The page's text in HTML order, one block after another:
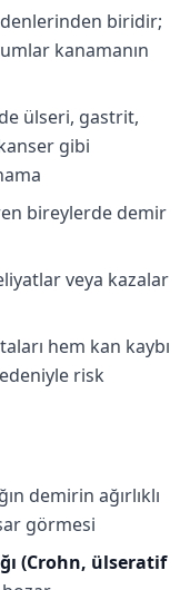
biridir;
kanamanın
ülseri, gastrit,
gibi
bireylerde demir
veya kazalar
hem kan kaybı
risk
demirin ağırlıklı
görmesi
(Crohn, ülseratif